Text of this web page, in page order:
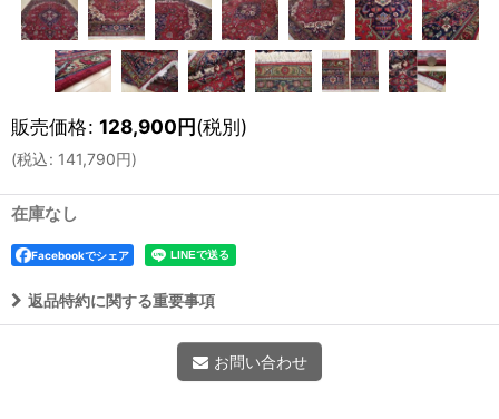
販売価格: 128,900円(税別)
(税込: 141,790円)
在庫なし
Facebookでシェア
返品特約に関する重要事項
お問い合わせ